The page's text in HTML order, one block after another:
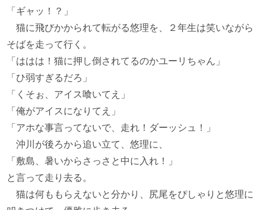
「ギャッ！？」
猫に飛びかかられて転がる悠理を、２年生は笑いながら
そばを走って行く。
「ははは！猫に押し倒されてるのかユーリちゃん」
「ひ弱すぎるだろ」
「くそぉ、アイス喰いてえ」
「俺がアイスになりてえ」
「アホな事言ってないで、走れ！ダーッシュ！」
沖川が後ろから追い立て、悠理に、
「敷島、暑いからさっさと中に入れ！」
と言って走り去る。
猫は何ももらえないと分かり、尻尾をぴしゃりと悠理に